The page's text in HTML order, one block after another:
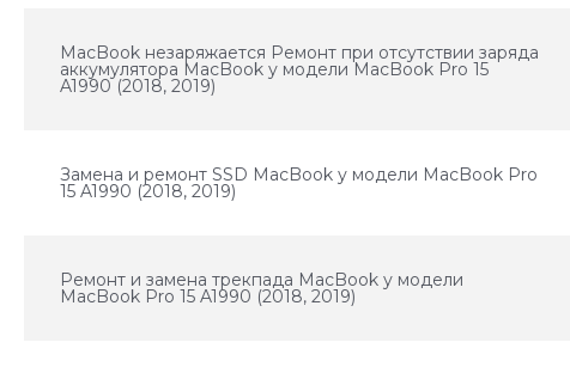
MacBook незаряжается Ремонт при отсутствии заряда
аккумулятора MacBook у модели MacBook Pro 15
A1990 (2018, 2019)
Замена и ремонт SSD MacBook у модели MacBook Pro
15 A1990 (2018, 2019)
Ремонт и замена трекпада MacBook у модели
MacBook Pro 15 A1990 (2018, 2019)